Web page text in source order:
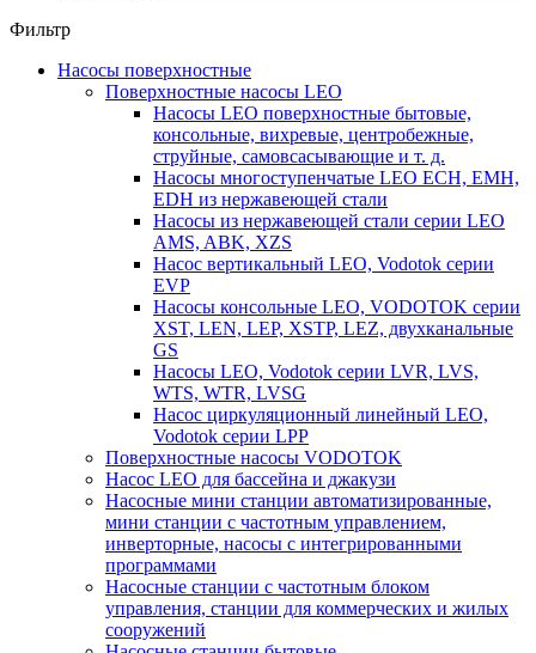
Фильтр
Насосы поверхностные
Поверхностные насосы LEO
Насосы LEO поверхностные бытовые,
консольные, вихревые, центробежные,
струйные, самовсасывающие и т. д.
Насосы многоступенчатые LEO ECH, EMH,
EDH из нержавеющей стали
Насосы из нержавеющей стали серии LEO
AMS, ABK, XZS
Насос вертикальный LEO, Vodotok серии
EVP
Насосы консольные LEO, VODOTOK серии
XST, LEN, LEP, XSTP, LEZ, двухканальные
GS
Насосы LEO, Vodotok серии LVR, LVS,
WTS, WTR, LVSG
Насос циркуляционный линейный LEO,
Vodotok серии LPP
Поверхностные насосы VODOTOK
Насос LEO для бассейна и джакузи
Насосные мини станции автоматизированные,
мини станции с частотным управлением,
инверторные, насосы с интегрированными
программами
Насосные станции с частотным блоком
управления, станции для коммерческих и жилых
сооружений